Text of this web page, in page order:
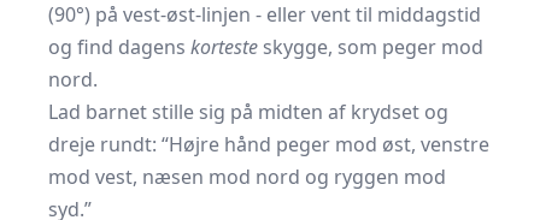
(90°) på vest-øst-linjen - eller vent til middagstid
og find dagens korteste skygge, som peger mod
nord.
Lad barnet stille sig på midten af krydset og
dreje rundt: “Højre hånd peger mod øst, venstre
mod vest, næsen mod nord og ryggen mod
syd.”